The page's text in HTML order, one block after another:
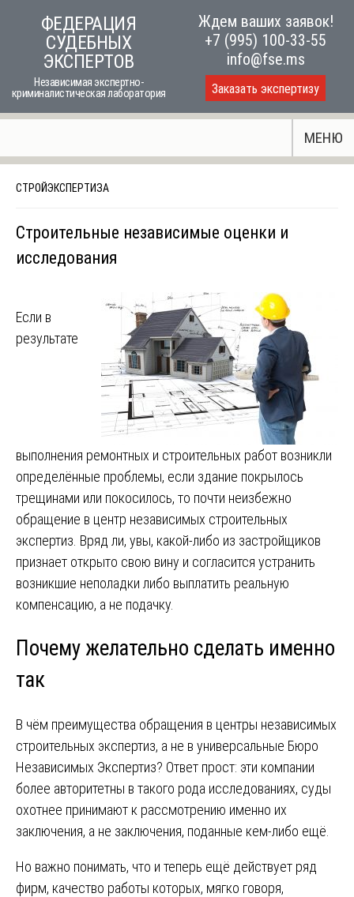
ФЕДЕРАЦИЯ
СУДЕБНЫХ
ЭКСПЕРТОВ
Независимая экспертно-
криминалистическая лаборатория
Ждем ваших заявок!
+7 (995) 100-33-55
info@fse.ms
Заказать экспертизу
МЕНЮ
СТРОЙЭКСПЕРТИЗА
Строительные независимые оценки и
исследования
Если в
результате
выполнения ремонтных и строительных работ возникли
определённые проблемы, если здание покрылось
трещинами или покосилось, то почти неизбежно
обращение в центр независимых строительных
экспертиз. Вряд ли, увы, какой-либо из застройщиков
признает открыто свою вину и согласится устранить
возникшие неполадки либо выплатить реальную
компенсацию, а не подачку.
Почему желательно сделать именно
так
В чём преимущества обращения в центры независимых
строительных экспертиз, а не в универсальные Бюро
Независимых Экспертиз? Ответ прост: эти компании
более авторитетны в такого рода исследованиях, суды
охотнее принимают к рассмотрению именно их
заключения, а не заключения, поданные кем-либо ещё.
Но важно понимать, что и теперь ещё действует ряд
фирм, качество работы которых, мягко говоря,